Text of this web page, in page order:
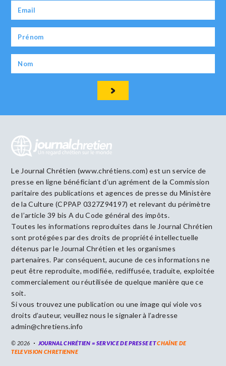
Le Journal Chrétien (www.chrétiens.com) est un service de
presse en ligne bénéficiant d’un agrément de la Commission
paritaire des publications et agences de presse du Ministère
de la Culture (CPPAP 0327Z94197) et relevant du périmètre
de l’article 39 bis A du Code général des impôts.
Toutes les informations reproduites dans le Journal Chrétien
sont protégées par des droits de propriété intellectuelle
détenus par le Journal Chrétien et les organismes
partenaires. Par conséquent, aucune de ces informations ne
peut être reproduite, modifiée, rediffusée, traduite, exploitée
commercialement ou réutilisée de quelque manière que ce
soit.
Si vous trouvez une publication ou une image qui viole vos
droits d’auteur, veuillez nous le signaler à l’adresse
admin@chretiens.info
© 2026 JOURNAL CHRÉTIEN = SERVICE DE PRESSE ETCHAÎNE DE
TELEVISION CHRETIENNE